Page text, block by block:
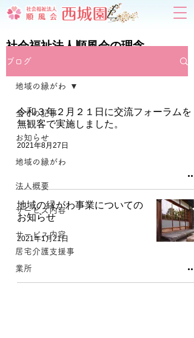
社会福祉法人順風会の理念
ブログ
全ての記事
お知らせ
地域の縁がわ
法人概要
サービス内容
サービス内容
居宅介護支援事
業所
地域の縁がわ
令和３年２月２１日に交流フォーラムを
無観客で実施しました。
2021年8月27日
地域の縁がわ事業についての
お知らせ
2021年1月21日